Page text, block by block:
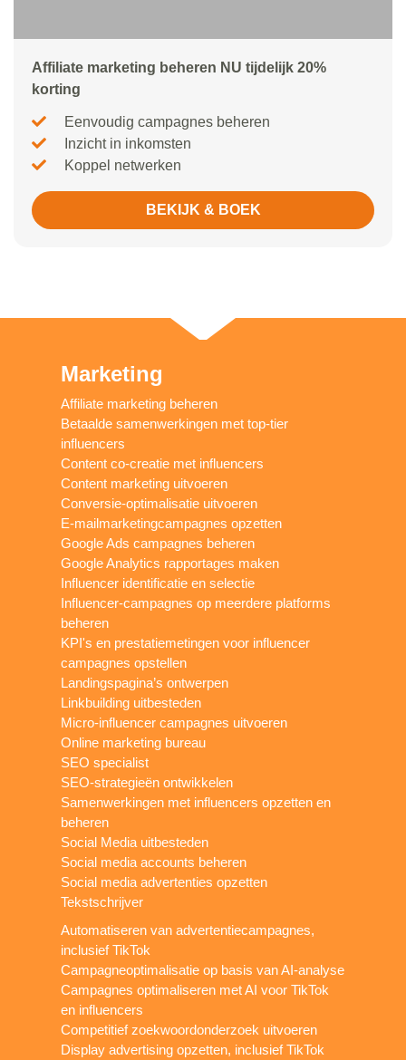
Affiliate marketing beheren NU tijdelijk 20%
korting
Eenvoudig campagnes beheren
Inzicht in inkomsten
Koppel netwerken
BEKIJK & BOEK
Marketing
Affiliate marketing beheren
Betaalde samenwerkingen met top-tier
influencers
Content co-creatie met influencers
Content marketing uitvoeren
Conversie-optimalisatie uitvoeren
E-mailmarketingcampagnes opzetten
Google Ads campagnes beheren
Google Analytics rapportages maken
Influencer identificatie en selectie
Influencer-campagnes op meerdere platforms
beheren
KPI's en prestatiemetingen voor influencer
campagnes opstellen
Landingspagina’s ontwerpen
Linkbuilding uitbesteden
Micro-influencer campagnes uitvoeren
Online marketing bureau
SEO specialist
SEO-strategieën ontwikkelen
Samenwerkingen met influencers opzetten en
beheren
Social Media uitbesteden
Social media accounts beheren
Social media advertenties opzetten
Tekstschrijver
Automatiseren van advertentiecampagnes,
inclusief TikTok
Campagneoptimalisatie op basis van AI-analyse
Campagnes optimaliseren met AI voor TikTok
en influencers
Competitief zoekwoordonderzoek uitvoeren
Display advertising opzetten, inclusief TikTok